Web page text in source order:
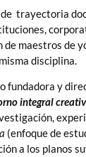
trayectoria
maestros de
disciplina.
fundadora y
integral
(enfoque de
a los planos